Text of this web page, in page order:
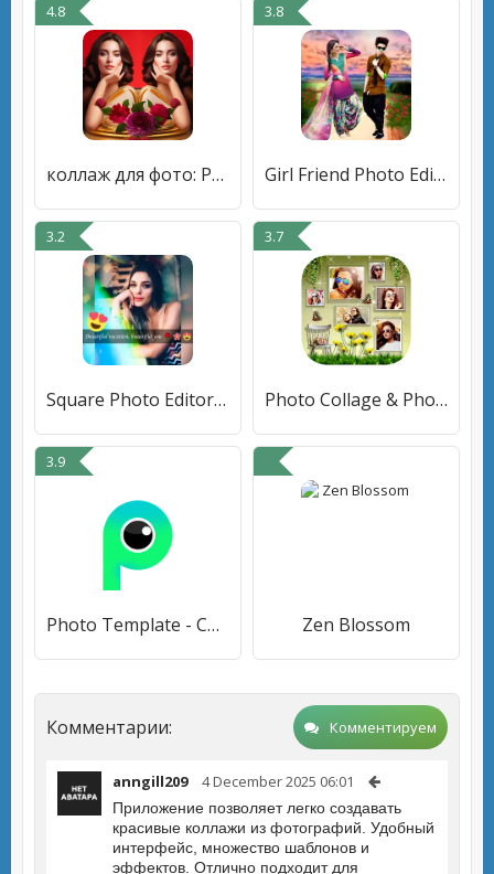
4.8
коллаж для фото: Photo Collage
3.8
Girl Friend Photo Editor Maker
3.2
Square Photo Editor Collage
3.7
Photo Collage & Photo Frame
3.9
Photo Template - Collage Maker Zen Blossom
Комментарии: Комментируем
anngill209 4 December 2025 06:01
Приложение позволяет легко создавать
красивые коллажи из фотографий. Удобный
интерфейс, множество шаблонов и
эффектов. Отлично подходит для